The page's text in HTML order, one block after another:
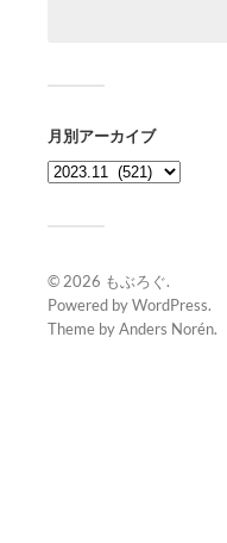
月別アーカイブ
© 2026 もぶろぐ.
Powered byWordPress.
Theme byAnders Norén.